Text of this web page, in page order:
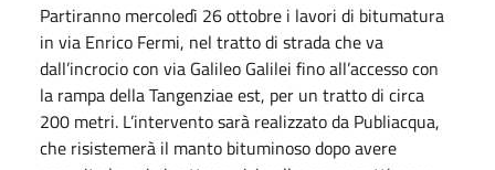
Partiranno mercoledì 26 ottobre i lavori di bitumatura
in via Enrico Fermi, nel tratto di strada che va
dall’incrocio con via Galileo Galilei fino all’accesso con
la rampa della Tangenziae est, per un tratto di circa
200 metri. L’intervento sarà realizzato da Publiacqua,
che risistemerà il manto bituminoso dopo avere